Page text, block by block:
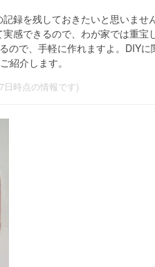
録を残しておきたいと思いませ
感できるので、わが家では重宝
ので、手軽に作れますよ。DIYに
紹介します。
日時点の情報です)